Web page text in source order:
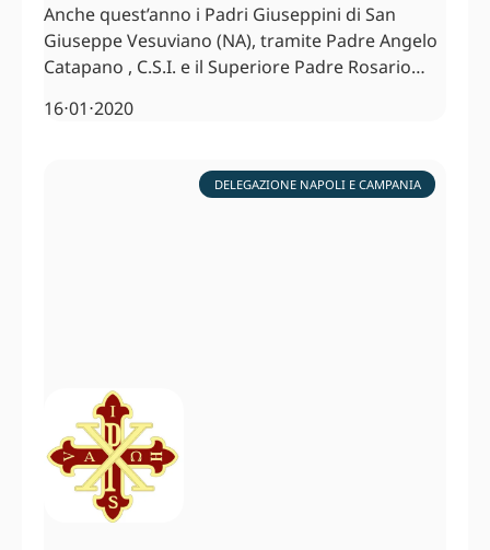
Anche quest’anno i Padri Giuseppini di San
Giuseppe Vesuviano (NA), tramite Padre Angelo
Catapano , C.S.I. e il Superiore Padre Rosario…
16⋅01⋅2020
DELEGAZIONE NAPOLI E CAMPANIA